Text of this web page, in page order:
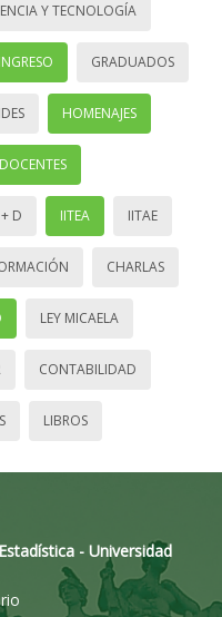
Y TECNOLOGÍA
INGRESO GRADUADOS
HOMENAJES
D IITEA IITAE
CHARLAS
LEY MICAELA
CONTABILIDAD
LIBROS
- Universidad